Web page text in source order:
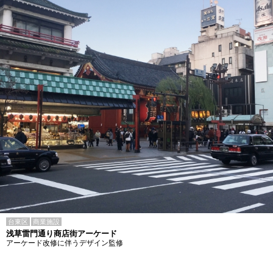
台東区 商業施設
浅草雷門通り商店街アーケード
アーケード改修に伴うデザイン監修